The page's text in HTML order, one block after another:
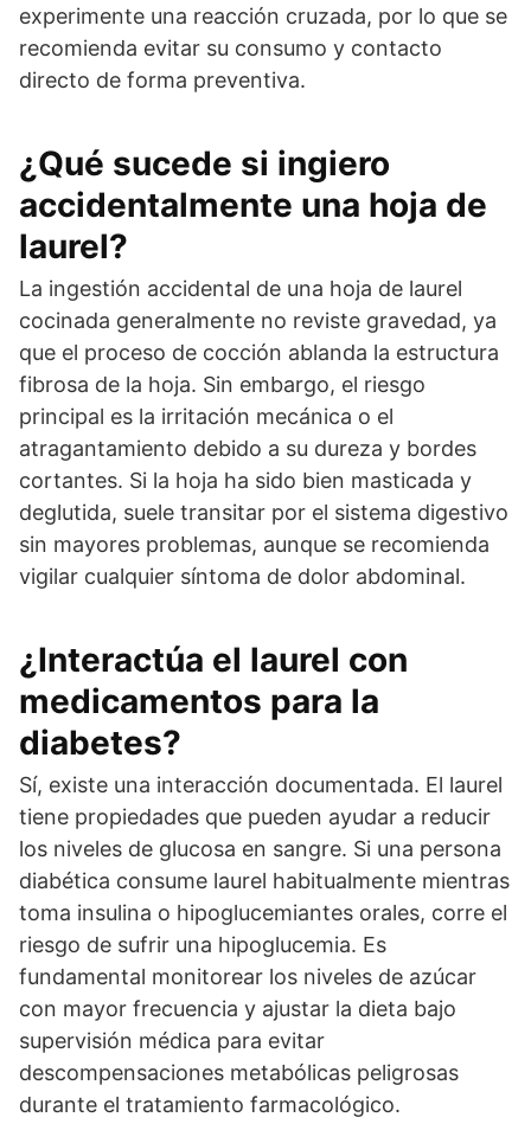
experimente una reacción cruzada, por lo que se
recomienda evitar su consumo y contacto
directo de forma preventiva.
¿Qué sucede si ingiero
accidentalmente una hoja de
laurel?
La ingestión accidental de una hoja de laurel
cocinada generalmente no reviste gravedad, ya
que el proceso de cocción ablanda la estructura
fibrosa de la hoja. Sin embargo, el riesgo
principal es la irritación mecánica o el
atragantamiento debido a su dureza y bordes
cortantes. Si la hoja ha sido bien masticada y
deglutida, suele transitar por el sistema digestivo
sin mayores problemas, aunque se recomienda
vigilar cualquier síntoma de dolor abdominal.
¿Interactúa el laurel con
medicamentos para la
diabetes?
Sí, existe una interacción documentada. El laurel
tiene propiedades que pueden ayudar a reducir
los niveles de glucosa en sangre. Si una persona
diabética consume laurel habitualmente mientras
toma insulina o hipoglucemiantes orales, corre el
riesgo de sufrir una hipoglucemia. Es
fundamental monitorear los niveles de azúcar
con mayor frecuencia y ajustar la dieta bajo
supervisión médica para evitar
descompensaciones metabólicas peligrosas
durante el tratamiento farmacológico.